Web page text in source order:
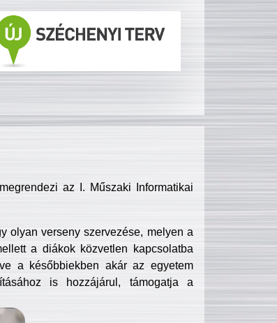
az I. Műszaki Informatikai
olyan verseny szervezése, melyen a
a diákok közvetlen kapcsolatba
a későbbiekben akár az egyetem
is hozzájárul, támogatja a